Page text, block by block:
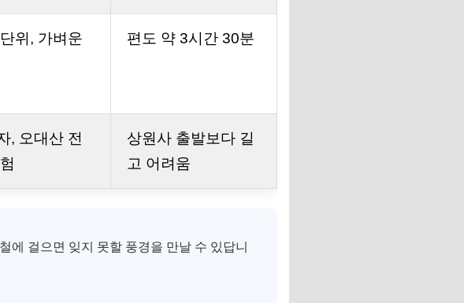
위, 가벼운
편도 약 3시간 30분
, 오대산 전
상원사 출발보다 길
고 어려움
에 걸으면 잊지 못할 풍경을 만날 수 있답니